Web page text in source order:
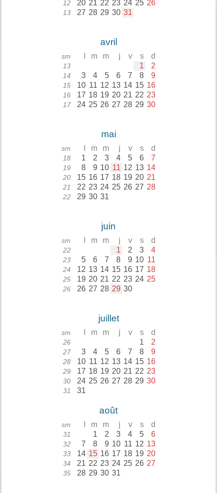
12 20 21 22 23 24 25 26
13 27 28 29 30 31
avril
sm m m j v s d
13 1 2
14 3 4 5 6 7 8 9
15 10 11 12 13 14 15 16
16 17 18 19 20 21 22 23
17 24 25 26 27 28 29 30
mai
sm m m j v s d
18 1 2 3 4 5 6 7
19 8 9 10 11 12 13 14
20 15 16 17 18 19 20 21
21 22 23 24 25 26 27 28
22 29 30 31
juin
sm m m j v s d
22 1 2 3 4
23 5 6 7 8 9 10 11
24 12 13 14 15 16 17 18
25 19 20 21 22 23 24 25
26 26 27 28 29 30
juillet
sm m m j v s d
26 1 2
27 3 4 5 6 7 8 9
28 10 11 12 13 14 15 16
29 17 18 19 20 21 22 23
30 24 25 26 27 28 29 30
31 31
août
sm m m j v s d
31 1 2 3 4 5 6
32 7 8 9 10 11 12 13
33 14 15 16 17 18 19 20
34 21 22 23 24 25 26 27
35 28 29 30 31